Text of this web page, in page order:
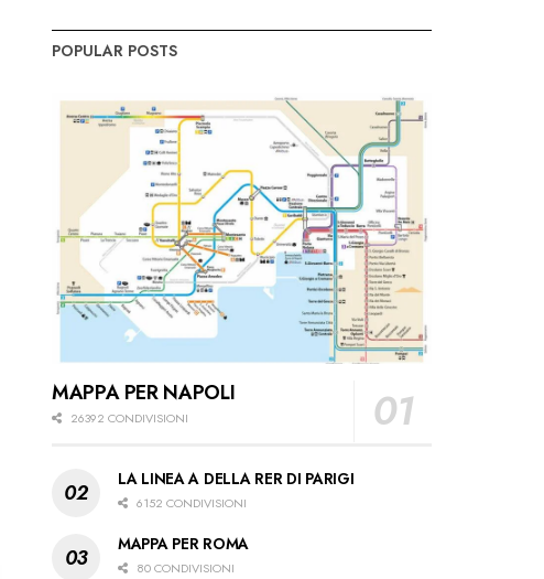
POPULAR POSTS
MAPPA PER NAPOLI
26392 CONDIVISIONI
LA LINEA A DELLA RER DI PARIGI
6152 CONDIVISIONI
MAPPA PER ROMA
80 CONDIVISIONI